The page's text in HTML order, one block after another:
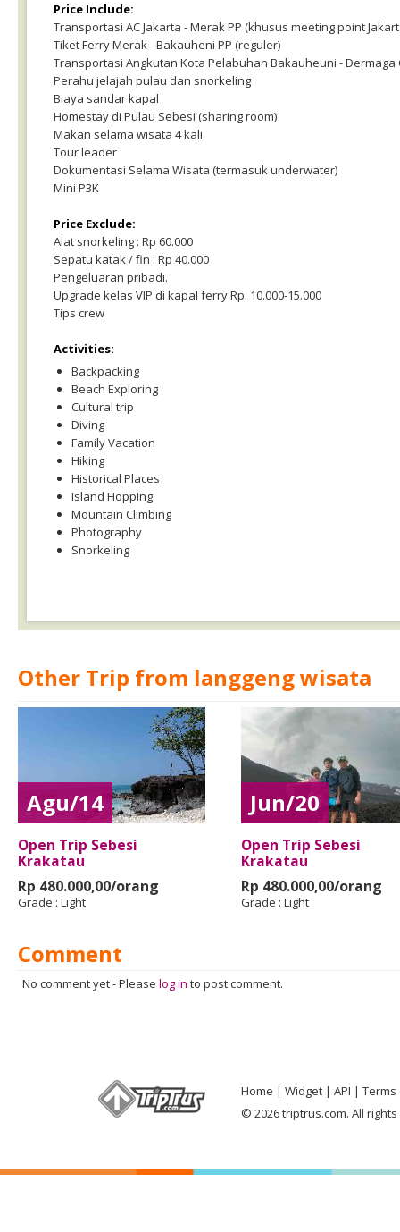
Price Include:
Transportasi AC Jakarta - Merak PP (khusus meeting point
Tiket Ferry Merak - Bakauheni PP (reguler)
Transportasi Angkutan Kota Pelabuhan Bakauheuni - Dermaga
Perahu jelajah pulau dan snorkeling
Biaya sandar kapal
Homestay di Pulau Sebesi (sharing room)
Makan selama wisata 4 kali
Tour leader
Dokumentasi Selama Wisata (termasuk underwater)
Mini P3K
Price Exclude:
Alat snorkeling : Rp 60.000
Sepatu katak / fin : Rp 40.000
Pengeluaran pribadi.
Upgrade kelas VIP di kapal ferry Rp. 10.000-15.000
Tips crew
Activities:
Backpacking
Beach Exploring
Cultural trip
Diving
Family Vacation
Hiking
Historical Places
Island Hopping
Mountain Climbing
Photography
Snorkeling
Other Trip from langgeng wisata
Agu/14
Open Trip Sebesi
Krakatau
Rp 480.000,00/orang
Grade : Light
Jun/20
Open Trip Sebesi
Krakatau
Rp 480.000,00/orang
Grade : Light
Comment
No comment yet-Please log in to post comment.
Home Widget API
Terms
© 2026 triptrus.com. All